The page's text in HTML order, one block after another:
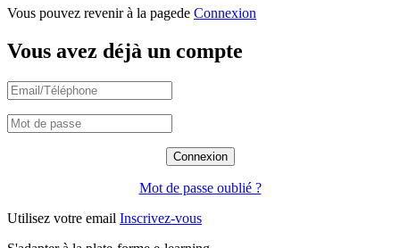
Vous pouvez revenir à la pagede Connexion
Vous avez déjà un compte
Mot de passe oublié ?
Utilisez votre email Inscrivez-vous